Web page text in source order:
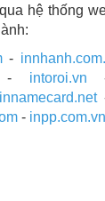
hệ thống
-
intoroi.vn
innamecard.net
- inpp.com.vn